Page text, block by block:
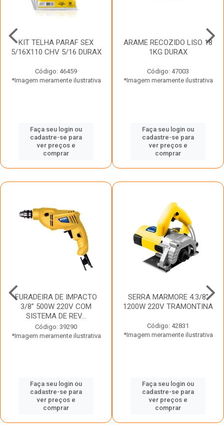
KIT TELHA PARAF SEX
5/16X110 CHV 5/16 DURAX
Código: 46459
*Imagem meramente ilustrativa
Faça seu login ou
cadastre-se para
ver preços e
comprar
ARAME RECOZIDO LISO 18
1KG DURAX
Código: 47003
*Imagem meramente ilustrativa
Faça seu login ou
cadastre-se para
ver preços e
comprar
FURADEIRA DE IMPACTO
3/8” 500W 220V COM
SISTEMA DE REV...
Código: 39290
*Imagem meramente ilustrativa
Faça seu login ou
cadastre-se para
ver preços e
comprar
SERRA MARMORE 4.3/8”
1200W 220V TRAMONTINA
Código: 42831
*Imagem meramente ilustrativa
Faça seu login ou
cadastre-se para
ver preços e
comprar